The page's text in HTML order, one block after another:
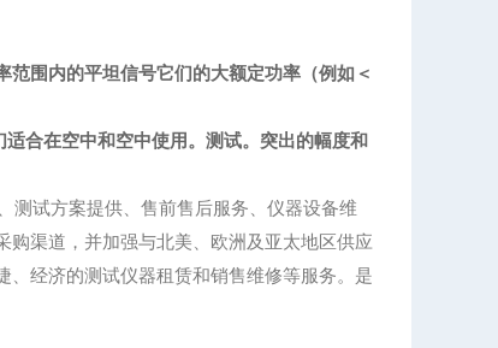
围内的平坦信号它们的大额定功率（例如＜
合在空中和空中使用。测试。突出的幅度和
测试方案提供、售前售后服务、仪器设备维
渠道，并加强与北美、欧洲及亚太地区供应
经济的测试仪器租赁和销售维修等服务。是